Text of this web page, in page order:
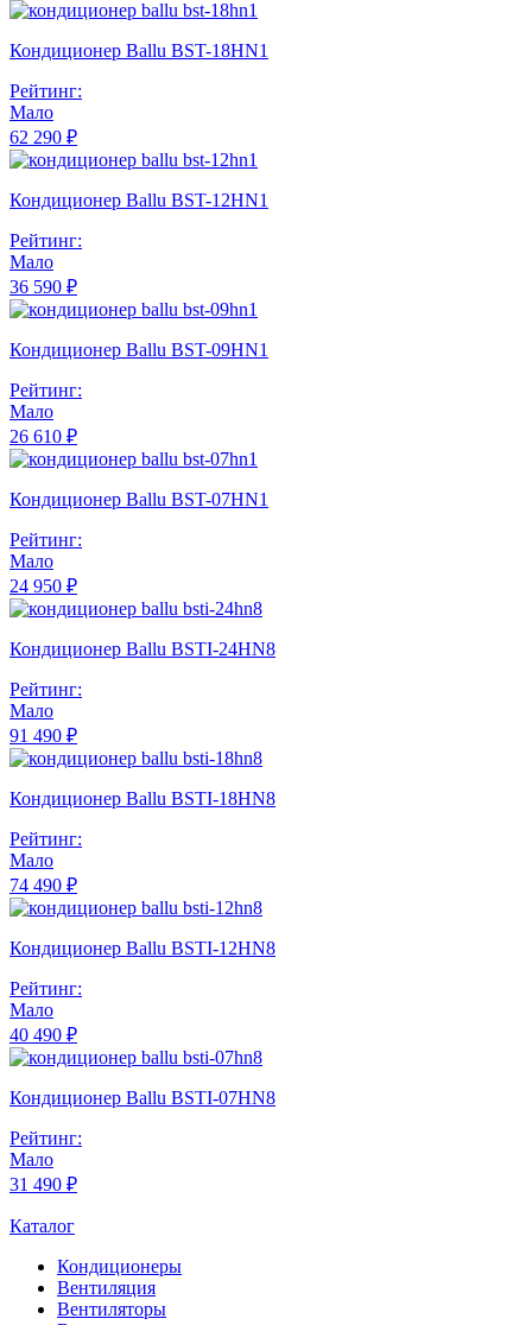
Кондиционер Ballu BST-18HN1
Рейтинг:
Мало
62 290 ₽
Кондиционер Ballu BST-12HN1
Рейтинг:
Мало
36 590 ₽
Кондиционер Ballu BST-09HN1
Рейтинг:
Мало
26 610 ₽
Кондиционер Ballu BST-07HN1
Рейтинг:
Мало
24 950 ₽
Кондиционер Ballu BSTI-24HN8
Рейтинг:
Мало
91 490 ₽
Кондиционер Ballu BSTI-18HN8
Рейтинг:
Мало
74 490 ₽
Кондиционер Ballu BSTI-12HN8
Рейтинг:
Мало
40 490 ₽
Кондиционер Ballu BSTI-07HN8
Рейтинг:
Мало
31 490 ₽
Каталог
Кондиционеры
Вентиляция
Вентиляторы